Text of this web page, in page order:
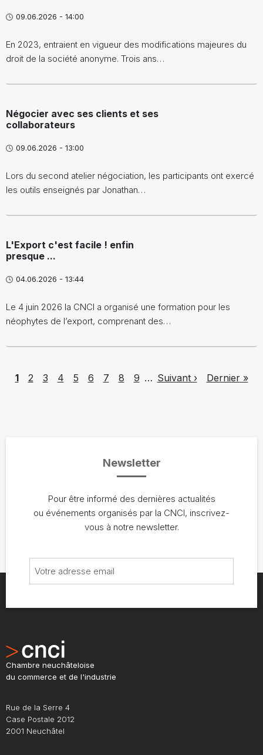
09.06.2026 - 14:00
En 2023, entraient en vigueur des modifications majeures du
droit de la société anonyme. Trois ans…
Négocier avec ses clients et ses
collaborateurs
09.06.2026 - 13:00
Lors du second atelier négociation, les participants ont exercé
les outils enseignés par Jonathan…
L'Export c'est facile ! enfin
presque ...
04.06.2026 - 13:44
Le 4 juin 2026 la CNCI a organisé une formation pour les
néophytes de l’export, comprenant des…
Page
1 Page
2 Page
3 Page
4 Page
5 Page
6 Page
7 Page
8 Page
9 … Next page
Suivant › Last page
Dernier »
Newsletter
Pour être informé des dernières actualités
ou événements organisés par la CNCI, inscrivez-
vous à notre newsletter.
Chambre neuchâteloise
du commerce et de l'industrie
Rue de la Serre 4
Case Postale 2012
2001 Neuchâtel